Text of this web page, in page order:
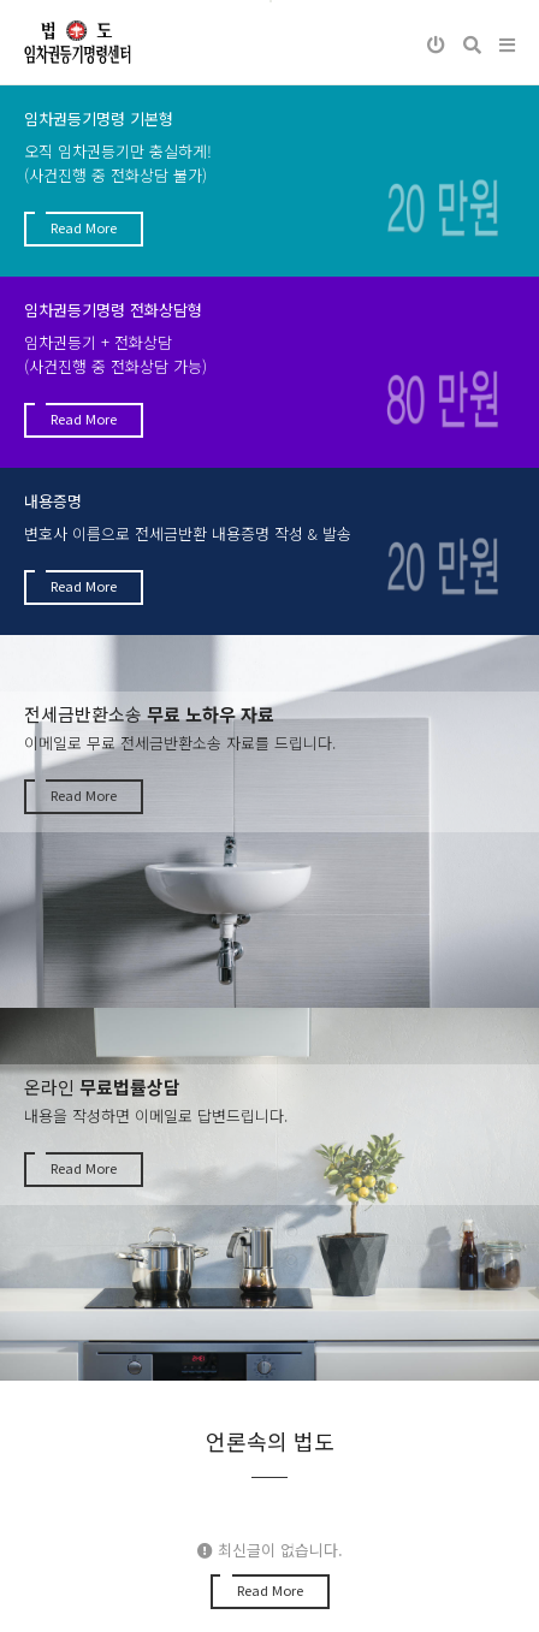
Previous
Next
임차권등기명령 기본형
오직 임차권등기만 충실하게!
(사건진행 중 전화상담 불가)
Read More
임차권등기명령 전화상담형
임차권등기 + 전화상담
(사건진행 중 전화상담 가능)
Read More
내용증명
변호사 이름으로 전세금반환 내용증명 작성 & 발송
Read More
전세금반환소송 무료 노하우 자료
이메일로 무료 전세금반환소송 자료를 드립니다.
Read More
온라인 무료법률상담
내용을 작성하면 이메일로 답변드립니다.
Read More
언론속의 법도
최신글이 없습니다.
Read More